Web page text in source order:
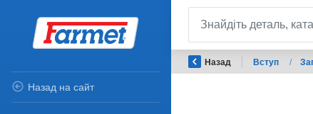
Назад на сайт
Назад Вступ /